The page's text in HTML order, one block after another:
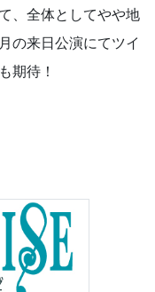
、全体としてやや地
の来日公演にてツイ
期待！